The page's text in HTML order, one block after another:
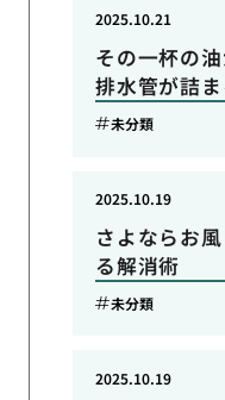
その一杯の
排水管が詰
2025.10.21
未分類
さよならお
る解消術
2025.10.19
未分類
2025.10.19